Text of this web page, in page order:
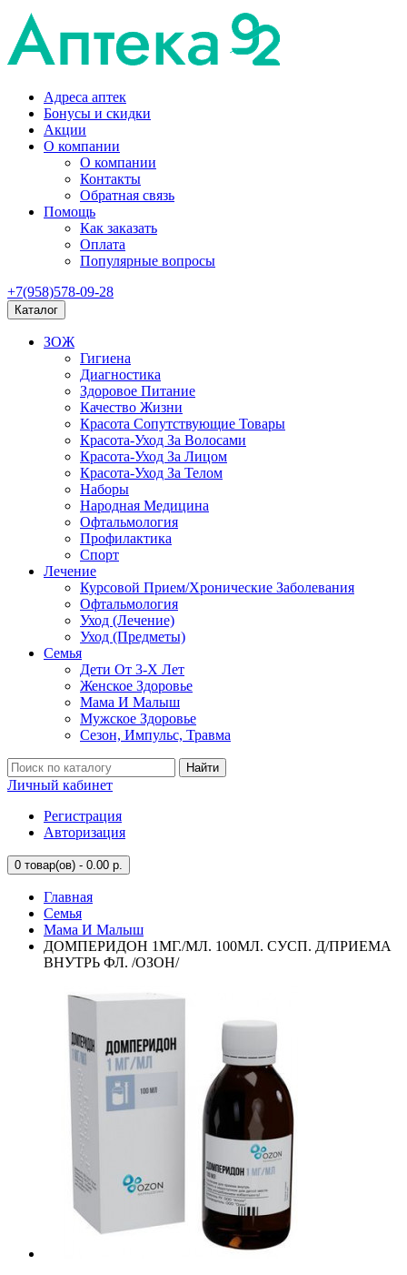
Адреса аптек
Бонусы и скидки
Акции
О компании
О компании
Контакты
Обратная связь
Помощь
Как заказать
Оплата
Популярные вопросы
+7(958)578-09-28
Каталог
ЗОЖ
Гигиена
Диагностика
Здоровое Питание
Качество Жизни
Красота Сопутствующие Товары
Красота-Уход За Волосами
Красота-Уход За Лицом
Красота-Уход За Телом
Наборы
Народная Медицина
Офтальмология
Профилактика
Спорт
Лечение
Курсовой Прием/Хронические Заболевания
Офтальмология
Уход (Лечение)
Уход (Предметы)
Семья
Дети От 3-Х Лет
Женское Здоровье
Мама И Малыш
Мужское Здоровье
Сезон, Импульс, Травма
Найти
Личный кабинет
Регистрация
Авторизация
0 товар(ов) - 0.00 р.
Главная
Семья
Мама И Малыш
ДОМПЕРИДОН 1МГ./МЛ. 100МЛ. СУСП. Д/ПРИЕМА
ВНУТРЬ ФЛ. /ОЗОН/